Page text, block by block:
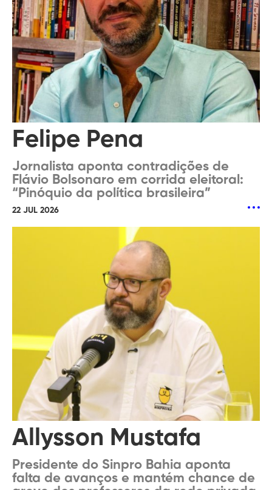
Felipe Pena
Jornalista aponta contradições de
Flávio Bolsonaro em corrida eleitoral:
“Pinóquio da política brasileira”
22 JUL 2026
Allysson Mustafa
Presidente do Sinpro Bahia aponta
falta de avanços e mantém chance de